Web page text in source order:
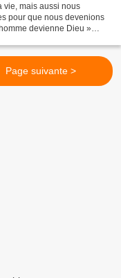
vie, mais aussi nous
pour que nous devenions
devienne Dieu »
Page suivante >